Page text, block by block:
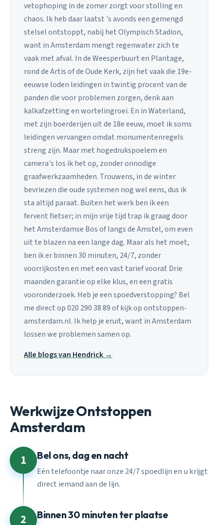
vetophoping in de zomer zorgt voor stolling en
chaos. Ik heb daar laatst 's avonds een gemengd
stelsel ontstoppt, nabij het Olympisch Stadion,
want in Amsterdam mengt regenwater zich te
vaak met afval. In de Weesperbuurt en Plantage,
rond de Artis of de Oude Kerk, zijn het vaak die 19e-
eeuwse loden leidingen in twintig procent van de
panden die voor problemen zorgen, denk aan
kalkafzetting en wortelingroei. En in Waterland,
met zijn boerderijen uit de 18e eeuw, moet ik soms
leidingen vervangen omdat monumentenregels
streng zijn. Maar met hogedrukspoelem en
camera's los ik het op, zonder onnodige
graafwerkzaamheden. Trouwens, in de winter
bevriezen die oude systemen nog wel eens, dus ik
sta altijd paraat. Buiten het werk ben ik een
fervent fietser; in mijn vrije tijd trap ik graag door
het Amsterdamse Bos of langs de Amstel, om even
uit te blazen na een lange dag. Maar als het moet,
ben ik er binnen 30 minuten, 24/7, zonder
voorrijkosten en met een vast tarief vooraf. Drie
maanden garantie op elke klus, en een gratis
vooronderzoek. Heb je een spoedverstopping? Bel
me direct op 020 290 38 89 of kijk op ontstoppen-
amsterdam.nl. Ik help je eruit, want in Amsterdam
lossen we problemen samen op.
Alle blogs van Hendrick →
Werkwijze Ontstoppen
Amsterdam
1 Bel ons, dag en nacht
Eén telefoontje naar onze 24/7 spoedlijn en u krijgt
direct iemand aan de lijn.
2 Binnen 30 minuten ter plaatse